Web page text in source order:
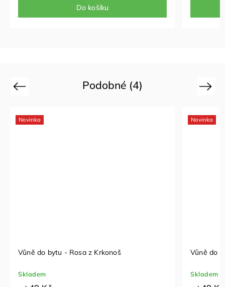
Podobné (4)
Previous
Vůně do bytu - Stříbrný měsíc
Next